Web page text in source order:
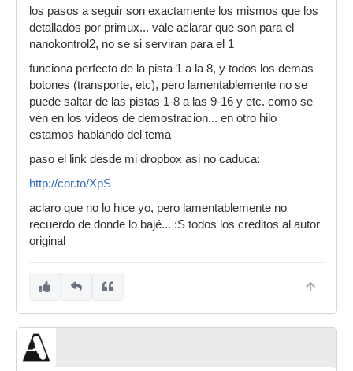
los pasos a seguir son exactamente los mismos que los
detallados por primux... vale aclarar que son para el
nanokontrol2, no se si serviran para el 1
funciona perfecto de la pista 1 a la 8, y todos los demas
botones (transporte, etc), pero lamentablemente no se
puede saltar de las pistas 1-8 a las 9-16 y etc. como se
ven en los videos de demostracion... en otro hilo
estamos hablando del tema
paso el link desde mi dropbox asi no caduca:
http://cor.to/XpS
aclaro que no lo hice yo, pero lamentablemente no
recuerdo de donde lo bajé... :S todos los creditos al autor
original